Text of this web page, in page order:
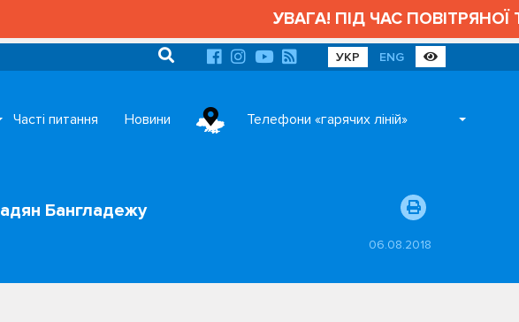
УВАГА! ПІД ЧАС ПОВІТРЯНОЇ
УКР ENG
Часті питання Новини Телефони «гарячих ліній»
Бангладежу
06.08.2018